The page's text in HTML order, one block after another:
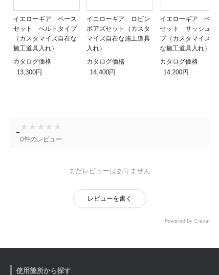
イエローギア ベース
セット ベルトタイプ
（カスタマイズ自在な
施工道具入れ）
カタログ価格
13,300円
イエローギア ロビン
ボアズセット（カスタ
マイズ自在な施工道具
入れ）
カタログ価格
14,400円
イエローギア ベー
セット サッシュタ
プ（カスタマイズ自
な施工道具入れ）
カタログ価格
14,200円
- ★ ★ ★ ★ ★
0件のレビュー
まだレビューはありません
レビューを書く
Powered by Craval
使用箇所から探す